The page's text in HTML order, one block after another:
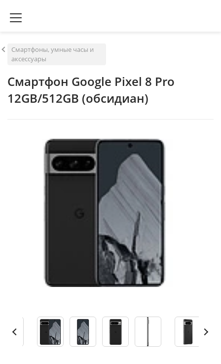
Смартфоны, умные часы и
аксессуары
Смартфон Google Pixel 8 Pro
12GB/512GB (обсидиан)